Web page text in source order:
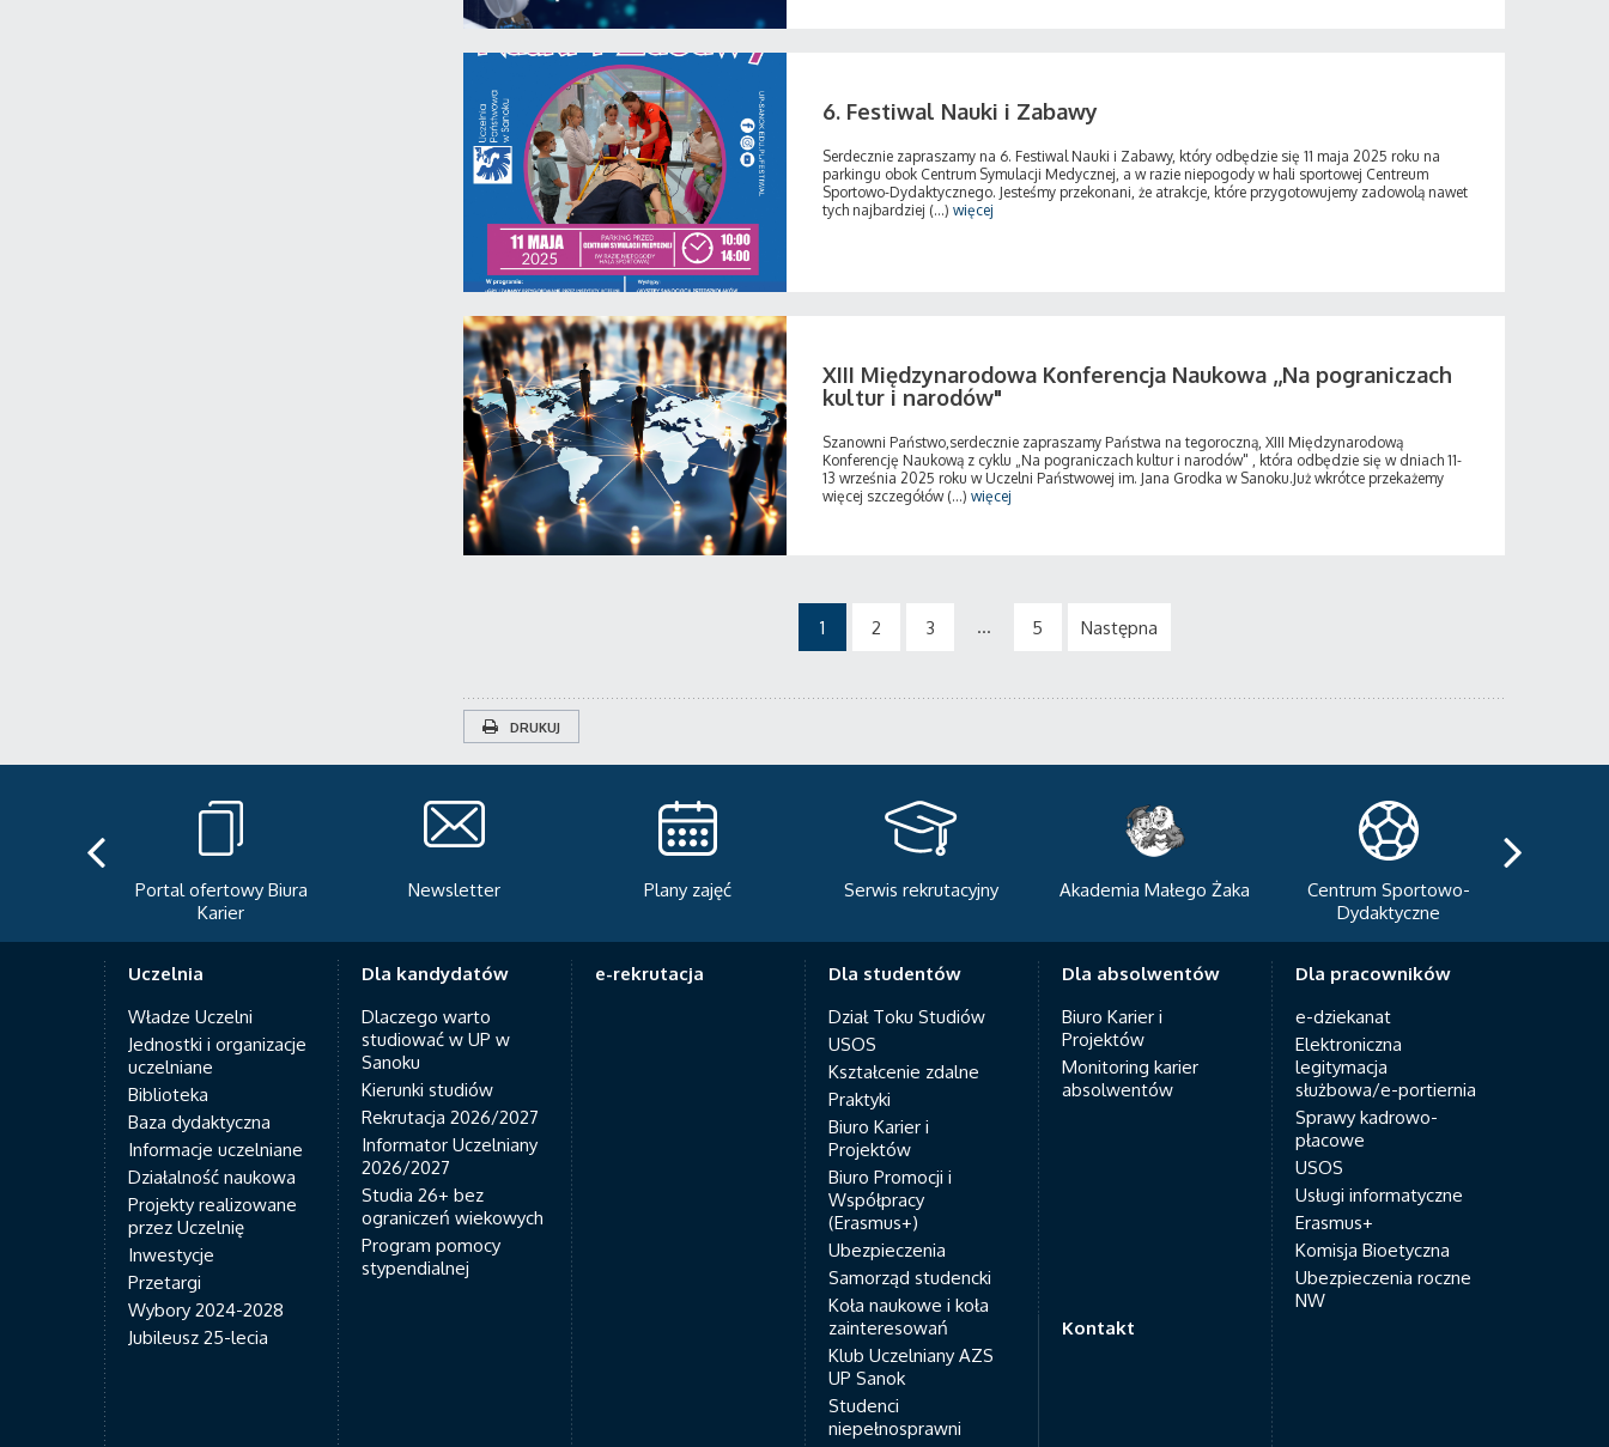
6. Festiwal Nauki i Zabawy
Serdecznie zapraszamy na 6. Festiwal Nauki i Zabawy, który odbędzie się 11 maja 2025 roku na
parkingu obok Centrum Symulacji Medycznej, a w razie niepogody w hali sportowej Centreum
Sportowo-Dydaktycznego. Jesteśmy przekonani, że atrakcje, które przygotowujemy zadowolą nawet
tych najbardziej (...) więcej
XIII Międzynarodowa Konferencja Naukowa ,,Na pograniczach
kultur i narodów"
Szanowni Państwo,serdecznie zapraszamy Państwa na tegoroczną, XIII Międzynarodową
Konferencję Naukową z cyklu „Na pograniczach kultur i narodów" , która odbędzie się w dniach 11-
13 września 2025 roku w Uczelni Państwowej im. Jana Grodka w Sanoku.Już wkrótce przekażemy
więcej szczegółów (...) więcej
1 2 3 ... 5 Następna
DRUKUJ
Portal ofertowy Biura
Karier
Newsletter Plany zajęć Serwis rekrutacyjny Akademia Małego Żaka
Centrum Sportowo-
Dydaktyczne
Uczelnia
Władze Uczelni
Jednostki i organizacje
uczelniane
Biblioteka
Baza dydaktyczna
Informacje uczelniane
Działalność naukowa
Projekty realizowane
przez Uczelnię
Inwestycje
Przetargi
Wybory 2024-2028
Jubileusz 25-lecia
Dla kandydatów
Dlaczego warto
studiować w UP w
Sanoku
Kierunki studiów
Rekrutacja 2026/2027
Informator Uczelniany
2026/2027
Studia 26+ bez
ograniczeń wiekowych
Program pomocy
stypendialnej
e-rekrutacja
Dla studentów
Dział Toku Studiów
USOS
Kształcenie zdalne
Praktyki
Biuro Karier i
Projektów
Biuro Promocji i
Współpracy
(Erasmus+)
Ubezpieczenia
Samorząd studencki
Koła naukowe i koła
zainteresowań
Klub Uczelniany AZS
UP Sanok
Studenci
niepełnosprawni
Dla absolwentów
Biuro Karier i
Projektów
Monitoring karier
absolwentów
Dla pracowników
e-dziekanat
Elektroniczna
legitymacja
służbowa/e-portiernia
Sprawy kadrowo-
płacowe
USOS
Usługi informatyczne
Erasmus+
Komisja Bioetyczna
Ubezpieczenia roczne
NW
Kontakt